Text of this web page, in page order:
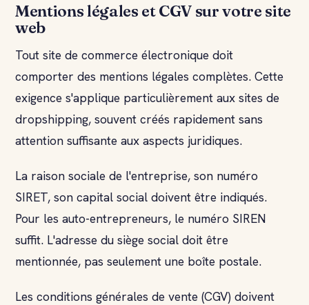
Mentions légales et CGV sur votre site
web
Tout site de commerce électronique doit
comporter des mentions légales complètes. Cette
exigence s'applique particulièrement aux sites de
dropshipping, souvent créés rapidement sans
attention suffisante aux aspects juridiques.
La raison sociale de l'entreprise, son numéro
SIRET, son capital social doivent être indiqués.
Pour les auto-entrepreneurs, le numéro SIREN
suffit. L'adresse du siège social doit être
mentionnée, pas seulement une boîte postale.
Les conditions générales de vente (CGV) doivent